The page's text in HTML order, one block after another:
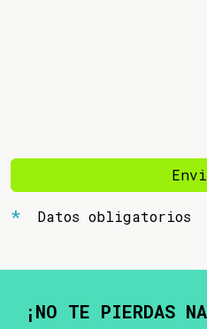
Datos obligatorios
¡NO TE PIERDAS